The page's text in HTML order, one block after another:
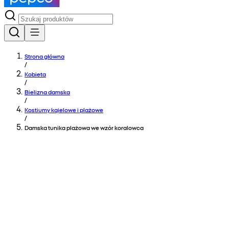
Strona główna
/
Kobieta
/
Bielizna damska
/
Kostiumy kąielowe i plażowe
/
Damska tunika plażowa we wzór koralowca